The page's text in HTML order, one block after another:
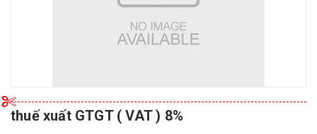
thuế xuất GTGT ( VAT ) 8%